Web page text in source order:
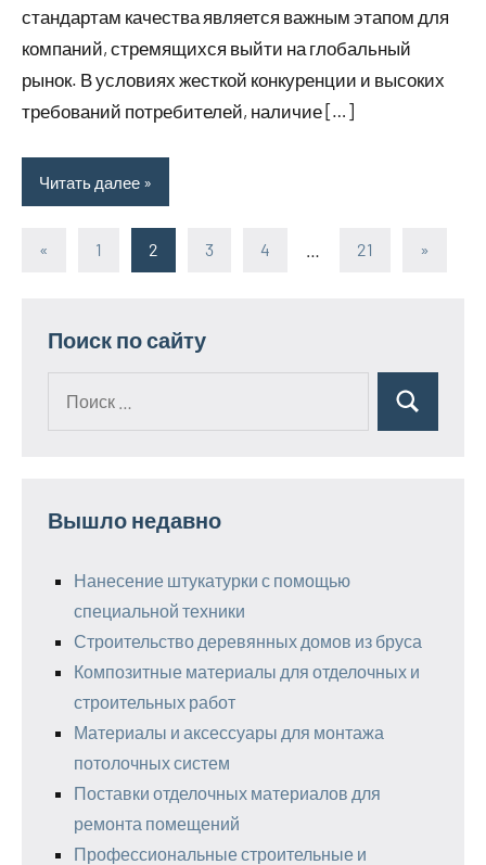
стандартам качества является важным этапом для
компаний, стремящихся выйти на глобальный
рынок. В условиях жесткой конкуренции и высоких
требований потребителей, наличие […]
Читать далее
Пагинация
«
Предыдущие
1 2 3 4 21 »
Поиск по сайту
Поиск
Вышло недавно
Нанесение штукатурки с помощью
специальной техники
Строительство деревянных домов из бруса
Композитные материалы для отделочных и
строительных работ
Материалы и аксессуары для монтажа
потолочных систем
Поставки отделочных материалов для
ремонта помещений
Профессиональные строительные и